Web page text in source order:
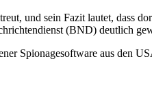
und sein Fazit lautet, dass
(BND) deutlich
Spionagesoftware aus den